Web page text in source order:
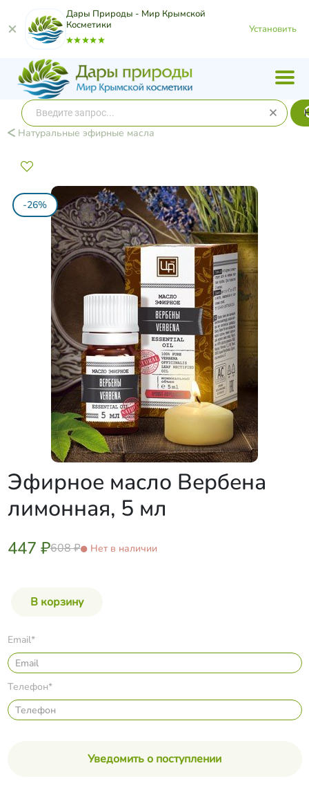
Дары Природы - Мир Крымской
Косметики
Установить
Натуральные эфирные масла
-26%
Эфирное масло Вербена
лимонная, 5 мл
447 ₽608 ₽ Нет в наличии
Email*
Телефон*
Уведомить о поступлении